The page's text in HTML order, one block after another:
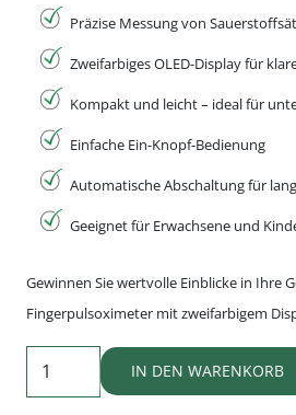
Präzise Messung von
Zweifarbiges OLED-Display für
Kompakt und leicht – ideal für
Einfache Ein-Knopf-Bedienung
Automatische Abschaltung für
Geeignet für Erwachsene und
Gewinnen Sie wertvolle Einblicke in Ihre
Fingerpulsoximeter mit zweifarbigem
Fingerpulsoximeter
mit
IN DEN WARENKORB